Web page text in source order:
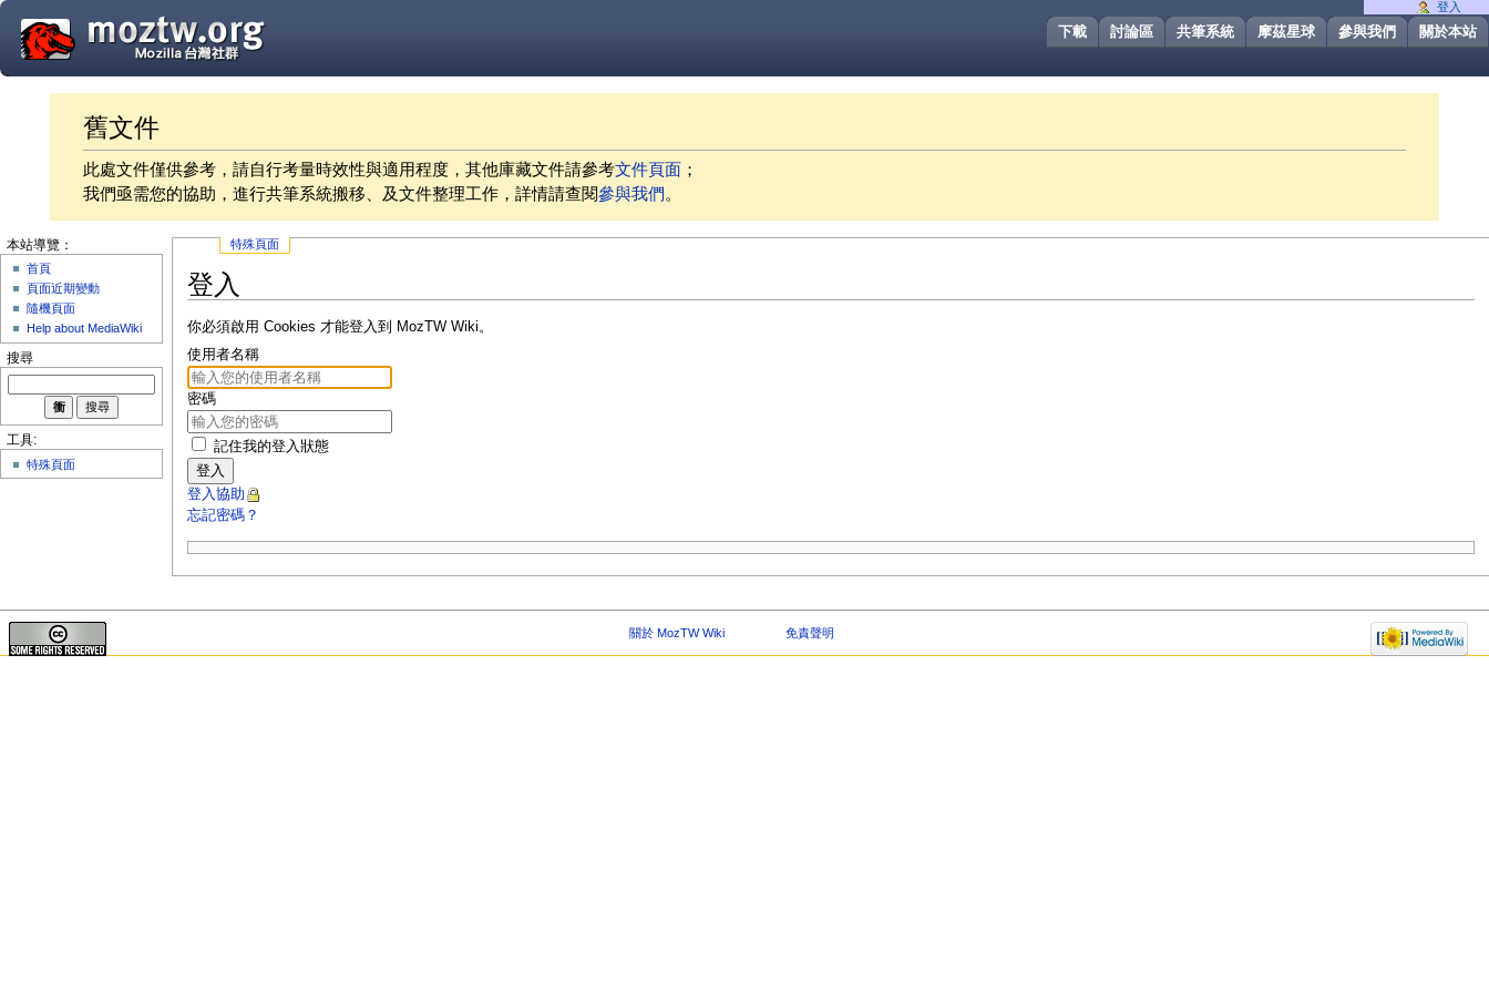
關於本站
參與我們
摩茲星球
共筆系統
討論區
下載
舊文件
此處文件僅供參考，請自行考量時效性與適用程度，其他庫藏文件請參考文件頁面 ；
我們亟需您的協助，進行共筆系統搬移、及文件整理工作，詳情請查閱參與我們。
特殊頁面
登入
你必須啟用 Cookies 才能登入到 MozTW Wiki。
使用者名稱
密碼
記住我的登入狀態
登入
登入協助
忘記密碼？
登入
本站導覽：
首頁
頁面近期變動
隨機頁面
Help about MediaWiki
搜尋
工具:
特殊頁面
關於 MozTW Wiki 免責聲明